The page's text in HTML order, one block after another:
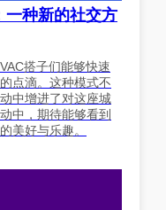
一种新的社交方
搭子们能够快速
点滴。这种模式不
中增进了对这座城
中，期待能够看到
美好与乐趣。